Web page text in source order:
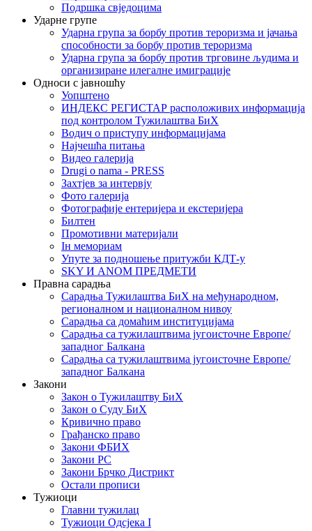
Подршка свједоцима
Ударне групе
Ударна група за борбу против тероризма и јачања
способности за борбу против тероризма
Ударна група за борбу против трговине људима и
организиране илегалне имиграције
Односи с јавношћу
Уопштено
ИНДЕКС РЕГИСТАР расположивих информација
под контролом Тужилаштва БиХ
Водич о приступу информацијама
Најчешћа питања
Видео галерија
Drugi o nama - PRESS
Захтјев за интервју
Фото галерија
Фотографије ентеријера и екстеријера
Билтен
Промотивни материјали
Iн мемориам
Упуте за подношење притужби КДТ-у
SKY И ANOM ПРЕДМЕТИ
Правна сарадња
Сарадња Тужилаштва БиХ на међународном,
регионалном и националном нивоу
Сарадња са домаћим институцијама
Сарадња са тужилаштвима југоисточне Европе/
западног Балкана
Сарадња са тужилаштвима југоисточне Европе/
западног Балкана
Закони
Закон о Тужилаштву БиХ
Закон о Суду БиХ
Кривично право
Грађанско право
Закони ФБИХ
Закони РС
Закони Брчко Дистрикт
Остали прописи
Тужиоци
Главни тужилац
Тужиоци Oдсјекa I